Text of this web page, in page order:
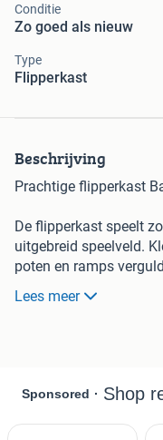
Conditie
Zo goed als nieuw
Type
Flipperkast
Beschrijving
Prachtige flipperkast
De flipperkast speelt
uitgebreid speelveld.
poten en ramps
Prijs : €4999,-
Volg ons ook op
The Oldies Saloon
Lees meer